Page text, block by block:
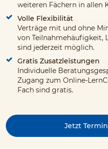
weiteren Fächern in allen
Volle Flexibilität
Verträge mit und ohne
von Teilnahmehäufigkeit,
sind jederzeit möglich.
Gratis Zusatzleistungen
Individuelle
Zugang zum Online-
Fach sind gratis.
Jetzt